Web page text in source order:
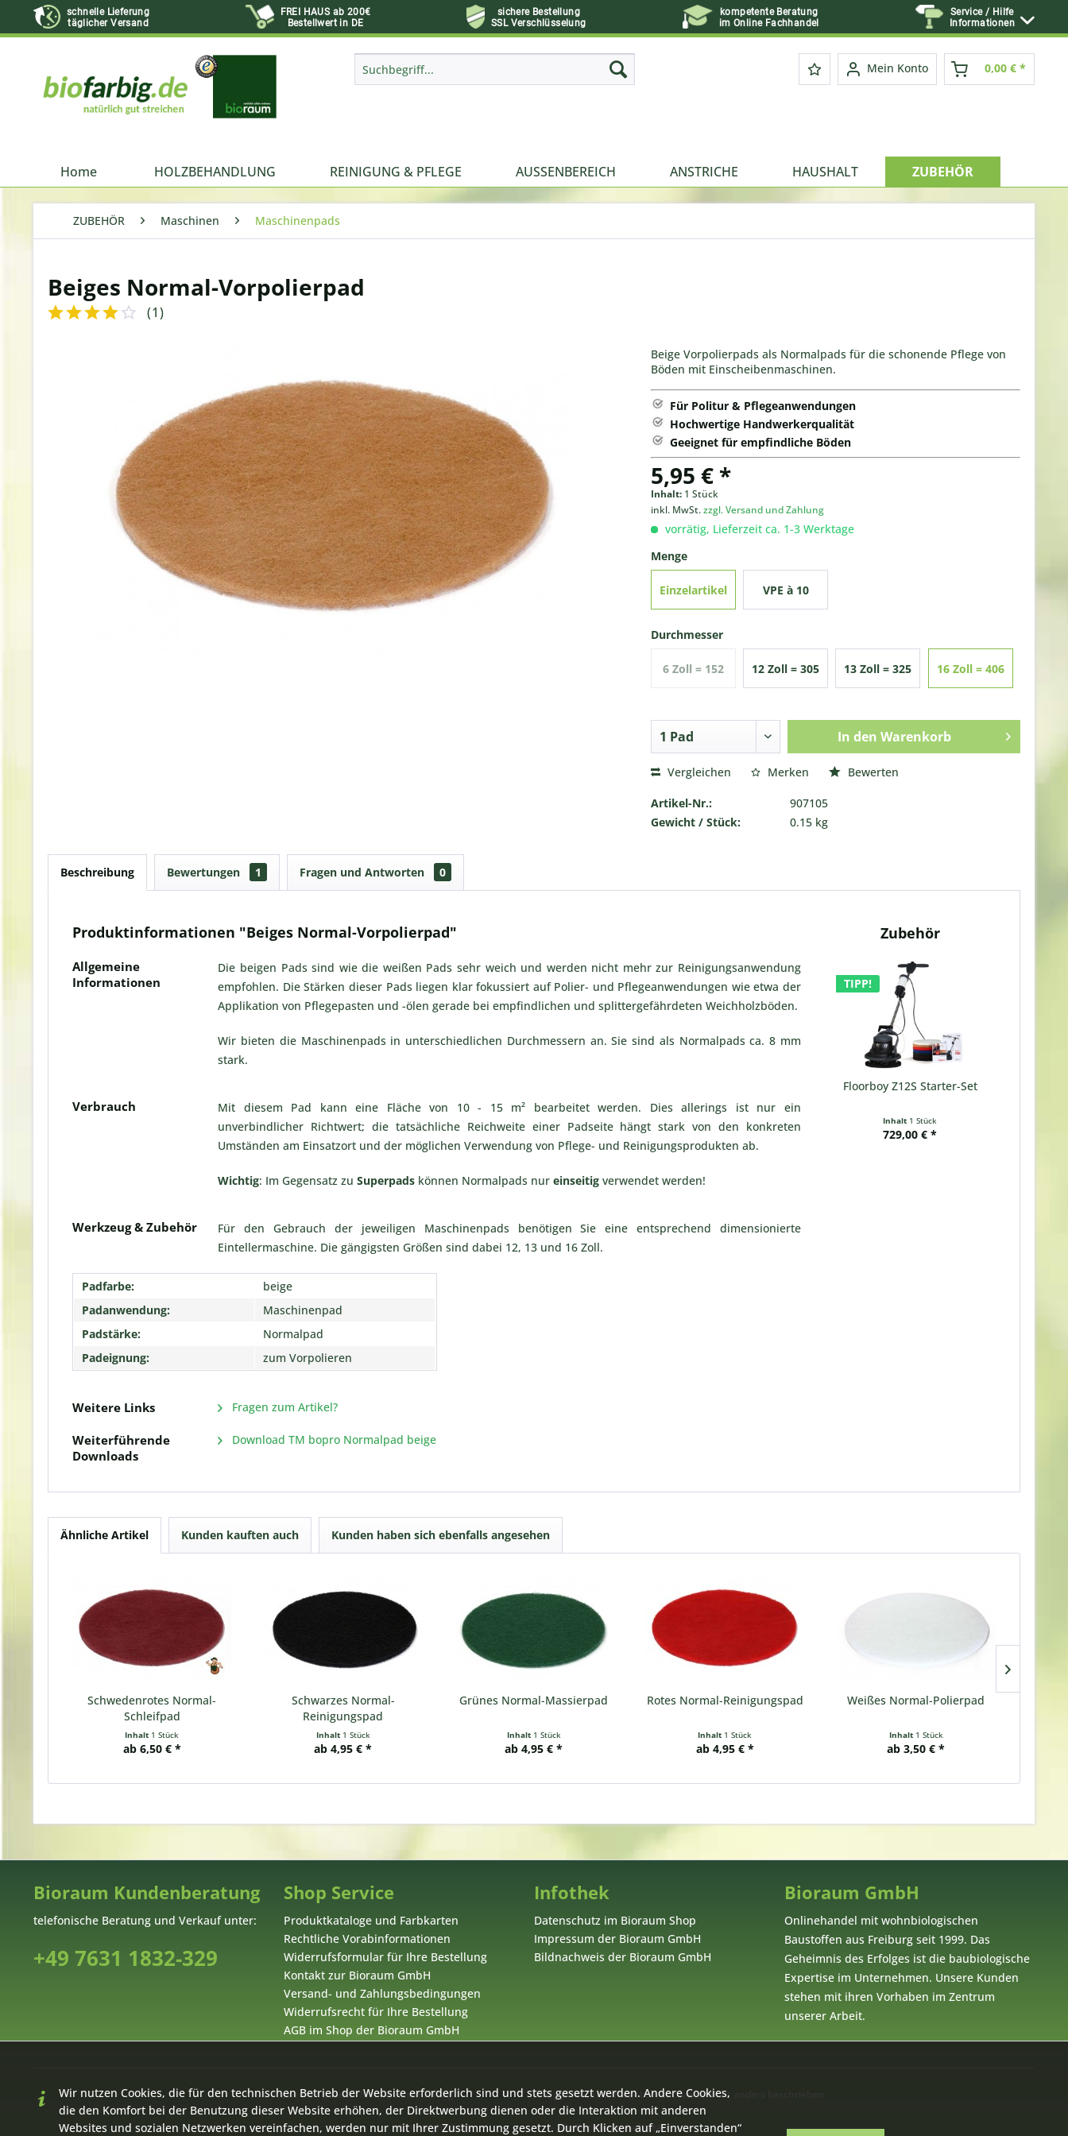
schnelle Lieferung
täglicher Versand
FREI HAUS ab 200€
Bestellwert in DE
sichere Bestellung
SSL Verschlüsselung
kompetente Beratung
im Online Fachhandel
Service / Hilfe
Informationen
Mein Konto 0,00 € *
Home HOLZBEHANDLUNG REINIGUNG & PFLEGE AUSSENBEREICH ANSTRICHE HAUSHALT ZUBEHÖR
ZUBEHÖR Maschinen Maschinenpads
Beiges Normal-Vorpolierpad
(1)
Beige Vorpolierpads als Normalpads für die schonende Pflege von
Böden mit Einscheibenmaschinen.
Für Politur & Pflegeanwendungen
Hochwertige Handwerkerqualität
Geeignet für empfindliche Böden
5,95 € *
Inhalt: 1 Stück
inkl. MwSt.zzgl. Versand und Zahlung
vorrätig, Lieferzeit ca. 1-3 Werktage
Menge
Einzelartikel VPE à 10
Durchmesser
6 Zoll = 152 12 Zoll = 305 13 Zoll = 325 16 Zoll = 406
In den Warenkorb
Vergleichen Merken Bewerten
Artikel-Nr.:
907105
Gewicht / Stück:
0.15 kg
Beschreibung Bewertungen 1 Fragen und Antworten 0
Produktinformationen "Beiges Normal-Vorpolierpad"
Allgemeine
Informationen
Die beigen Pads sind wie die weißen Pads sehr weich und werden nicht mehr zur Reinigungsanwendung
empfohlen. Die Stärken dieser Pads liegen klar fokussiert auf Polier- und Pflegeanwendungen wie etwa der
Applikation von Pflegepasten und -ölen gerade bei empfindlichen und splittergefährdeten Weichholzböden.
Wir bieten die Maschinenpads in unterschiedlichen Durchmessern an. Sie sind als Normalpads ca. 8 mm
stark.
Verbrauch
Mit diesem Pad kann eine Fläche von 10 - 15 m² bearbeitet werden. Dies allerings ist nur ein
unverbindlicher Richtwert; die tatsächliche Reichweite einer Padseite hängt stark von den konkreten
Umständen am Einsatzort und der möglichen Verwendung von Pflege- und Reinigungsprodukten ab.
Wichtig: Im Gegensatz zuSuperpads können Normalpads nureinseitig verwendet werden!
Werkzeug & Zubehör
Für den Gebrauch der jeweiligen Maschinenpads benötigen Sie eine entsprechend dimensionierte
Eintellermaschine. Die gängigsten Größen sind dabei 12, 13 und 16 Zoll.
Padfarbe:
beige
Padanwendung:
Maschinenpad
Padstärke:
Normalpad
Padeignung:
zum Vorpolieren
Weitere Links Fragen zum Artikel?
Weiterführende
Downloads
Download TM bopro Normalpad beige
Zubehör
TIPP!
Floorboy Z12S Starter-Set
Inhalt 1 Stück
729,00 € *
Ähnliche Artikel Kunden kauften auch Kunden haben sich ebenfalls angesehen
Schwedenrotes Normal-
Schleifpad
Inhalt 1 Stück
ab 6,50 € *
Schwarzes Normal-
Reinigungspad
Inhalt 1 Stück
ab 4,95 € *
Grünes Normal-Massierpad
Inhalt 1 Stück
ab 4,95 € *
Rotes Normal-Reinigungspad
Inhalt 1 Stück
ab 4,95 € *
Weißes Normal-Polierpad
Inhalt 1 Stück
ab 3,50 € *
Bioraum Kundenberatung
telefonische Beratung und Verkauf unter:
+49 7631 1832-329
Shop Service
Produktkataloge und Farbkarten
Rechtliche Vorabinformationen
Widerrufsformular für Ihre Bestellung
Kontakt zur Bioraum GmbH
Versand- und Zahlungsbedingungen
Widerrufsrecht für Ihre Bestellung
AGB im Shop der Bioraum GmbH
Infothek
Datenschutz im Bioraum Shop
Impressum der Bioraum GmbH
Bildnachweis der Bioraum GmbH
Bioraum GmbH
Onlinehandel mit wohnbiologischen
Baustoffen aus Freiburg seit 1999. Das
Geheimnis des Erfolges ist die baubiologische
Expertise im Unternehmen. Unsere Kunden
stehen mit ihren Vorhaben im Zentrum
unserer Arbeit.
* Alle Preise inkl. gesetzl. Mehrwertsteuer zzgl.Versandkostenund ggf. Nachnahmegebühren, wenn nicht anders beschrieben
Copyright © byBioraum GmbH- Alle Rechte vorbehalten
Wir nutzen Cookies, die für den technischen Betrieb der Website erforderlich sind und stets gesetzt werden. Andere Cookies,
die den Komfort bei der Benutzung dieser Website erhöhen, der Direktwerbung dienen oder die Interaktion mit anderen
Websites und sozialen Netzwerken vereinfachen, werden nur mit Ihrer Zustimmung gesetzt. Durch Klicken auf „Einverstanden“